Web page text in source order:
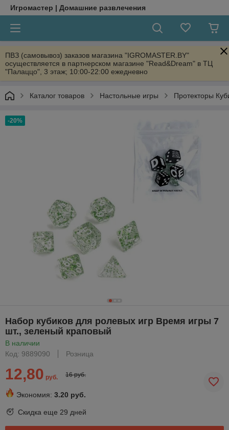
Игромастер | Домашние развлечения
ПВЗ (самовывоз) заказов магазина "IGROMASTER.BY"
осуществляется в партнерском магазине "Read&Dream" в ТЦ
"Палаццо", 3 этаж; 10:00-22:00 ежедневно
Каталог товаров Настольные игры Протекторы
-20%
Набор кубиков для ролевых игр Время игры 7
шт., зеленый краповый
В наличии
Код: 9889090
Розница
12,80 руб. 16 руб.
Экономия: 3.20 руб.
Скидка еще 29 дней